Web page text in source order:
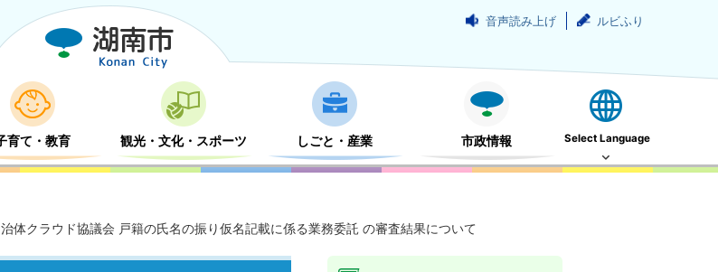
音声読み上げ ルビふり
育て・教育 観光・文化・スポーツ しごと・産業 市政情報 Select Language
体クラウド協議会 戸籍の氏名の振り仮名記載に係る業務委託 の審査結果について